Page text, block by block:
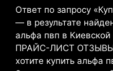
Ответ по запросу
— в результате
альфа пвп в
ПРАЙС-ЛИСТ
хотите купить альфа